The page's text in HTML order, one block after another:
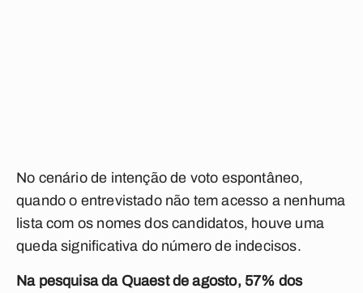
No cenário de intenção de voto espontâneo,
quando o entrevistado não tem acesso a nenhuma
lista com os nomes dos candidatos, houve uma
queda significativa do número de indecisos.
Na pesquisa da Quaest de agosto, 57% dos